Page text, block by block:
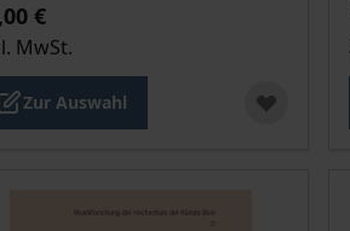
€
MwSt.
Zur Auswahl